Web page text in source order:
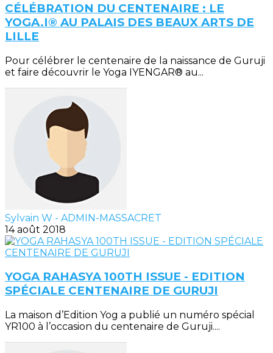
CÉLÉBRATION DU CENTENAIRE : LE
YOGA.I® AU PALAIS DES BEAUX ARTS DE
LILLE
Pour célébrer le centenaire de la naissance de Guruji
et faire découvrir le Yoga IYENGAR® au...
Sylvain W - ADMIN-MASSACRET
14 août 2018
YOGA RAHASYA 100TH ISSUE - EDITION
SPÉCIALE CENTENAIRE DE GURUJI
La maison d’Edition Yog a publié un numéro spécial
YR100 à l’occasion du centenaire de Guruji....